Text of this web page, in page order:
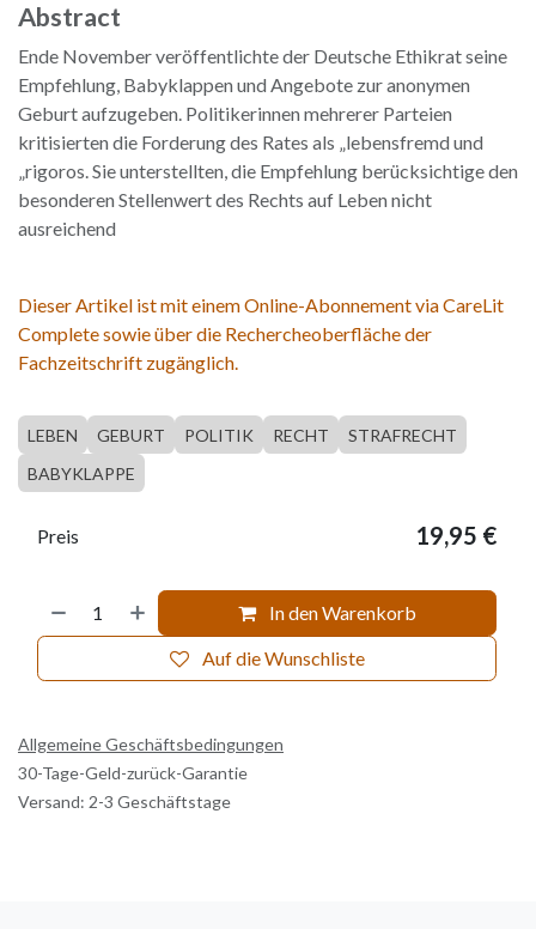
Abstract
Ende November veröffentlichte der Deutsche Ethikrat seine
Empfehlung, Babyklappen und Angebote zur anonymen
Geburt aufzugeben. Politikerinnen mehrerer Parteien
kritisierten die Forderung des Rates als „lebensfremd und
„rigoros. Sie unterstellten, die Empfehlung berücksichtige den
besonderen Stellenwert des Rechts auf Leben nicht
ausreichend
Dieser Artikel ist mit einem Online-Abonnement via CareLit
Complete sowie über die Rechercheoberfläche der
Fachzeitschrift zugänglich.
LEBEN GEBURT POLITIK RECHT
STRAFRECHT
BABYKLAPPE
In den Warenkorb
Auf die Wunschliste
Preis 19,95 €
Allgemeine Geschäftsbedingungen
30-Tage-Geld-zurück-Garantie
Versand: 2-3 Geschäftstage